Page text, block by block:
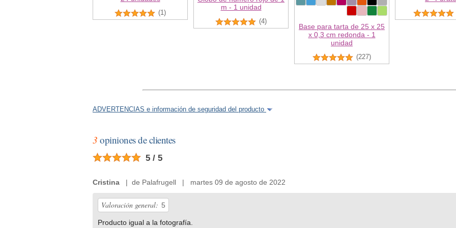
(1)
m - 1 unidad
(4)
Base para tarta de 25 x 25
x 0,3 cm redonda - 1
unidad
(227)
ADVERTENCIAS e información de seguridad del producto
3 opiniones de clientes
5 / 5
Cristina | de Palafrugell | martes 09 de agosto de 2022
Valoración general: 5
Producto igual a la fotografía.